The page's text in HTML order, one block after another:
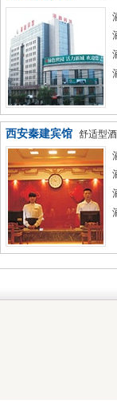
西安秦建宾馆 舒适型